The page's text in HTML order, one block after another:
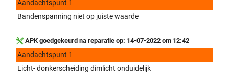
Aandachtspunt 1
Bandenspanning niet op juiste waarde
APK goedgekeurd na reparatie op: 14-07-2022 om 12:42
Aandachtspunt 1
Licht- donkerscheiding dimlicht onduidelijk